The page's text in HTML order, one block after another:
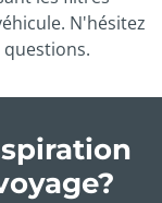
N'hésitez
questions.